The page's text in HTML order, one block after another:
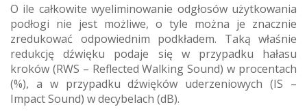
O ile całkowite wyeliminowanie odgłosów użytkowania
podłogi nie jest możliwe, o tyle można je znacznie
zredukować odpowiednim podkładem. Taką właśnie
redukcję dźwięku podaje się w przypadku hałasu
kroków (RWS – Reflected Walking Sound) w procentach
(%), a w przypadku dźwięków uderzeniowych (IS –
Impact Sound) w decybelach (dB).